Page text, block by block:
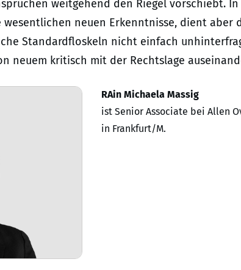
weitgehend den Riegel vorschiebt.
neuen Erkenntnisse, dient aber
Standardfloskeln nicht einfach
neuem kritisch mit der Rechtslage
RAin Michaela Massig
ist Senior Associate bei Allen
in Frankfurt/M.